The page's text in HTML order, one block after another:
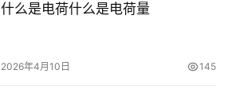
什么是电荷什么是电荷量
2026年4月10日 145